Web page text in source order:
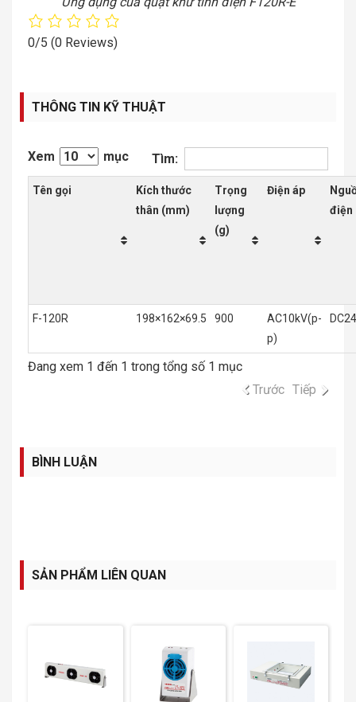
0/5 (0 Reviews)
THÔNG TIN KỸ THUẬT
Xem mục Tìm:
Tên gọi
Kích thước
thân (mm)
Trọng
lượng
(g)
Điện áp
điện
F-120R 198×162×69.5 900
AC10kV(p-
p)
Đang xem 1 đến 1 trong tổng số 1 mục
Trước Tiếp
BÌNH LUẬN
SẢN PHẨM LIÊN QUAN